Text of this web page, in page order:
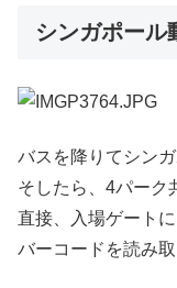
シンガポール
バスを降りてシン
そしたら、4パーク
直接、入場ゲートに
バーコードを読み